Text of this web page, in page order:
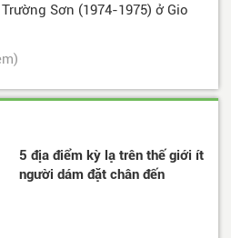
Sơn (1974-1975) ở Gio
5 địa điểm kỳ lạ trên thế giới ít
người dám đặt chân đến